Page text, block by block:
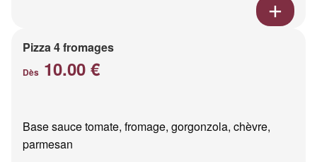
Pizza 4 fromages
Dès 10.00 €
Base sauce tomate, fromage, gorgonzola, chèvre,
parmesan